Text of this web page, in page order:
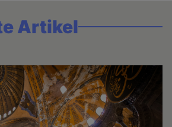
Artikel